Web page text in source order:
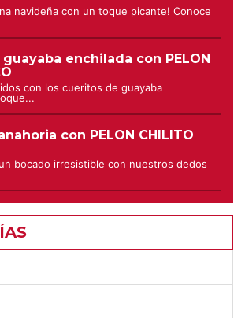
navideña con un toque picante! Conoce
enchilada con PELON
con los cueritos de guayaba
con PELON CHILITO
bocado irresistible con nuestros dedos